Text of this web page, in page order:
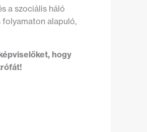
a szociális háló
folyamaton alapuló,
hogy